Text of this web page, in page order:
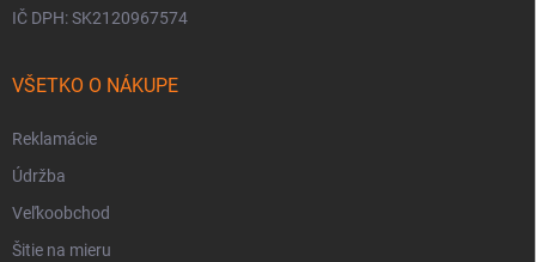
IČ DPH: SK2120967574
VŠETKO O NÁKUPE
Reklamácie
Údržba
Veľkoobchod
Šitie na mieru